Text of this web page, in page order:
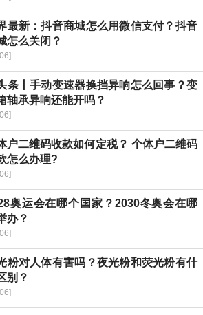
最新：抖音商城怎么用微信支付？抖音
怎么关闭？
条丨手动变速器换挡异响怎么回事？变
轴承异响还能开吗？
户二维码收款如何定税？ 个体户二维码
怎么办理?
奥运会在哪个国家？2030冬奥会在哪
办？
粉对人体有害吗？夜光粉和荧光粉有什
别？